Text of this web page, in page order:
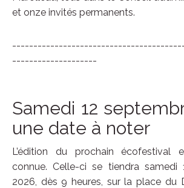
et onze invités permanents.
--------------------
Samedi 12
une date à noter
L’édition du prochain écofestival
connue. Celle-ci se tiendra samedi
2026, dès 9 heures, sur la place du